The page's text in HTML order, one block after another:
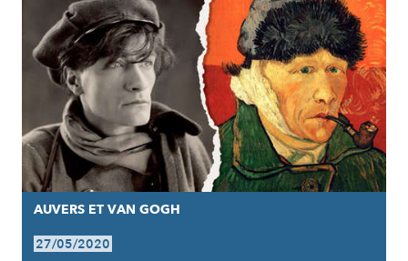
AUVERS ET VAN GOGH
27/05/2020